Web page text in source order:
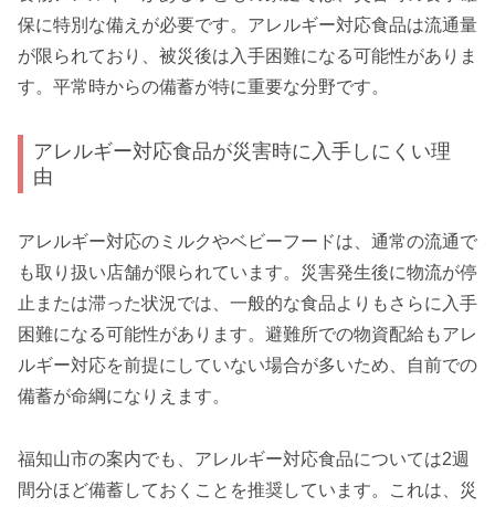
保に特別な備えが必要です。アレルギー対応食品は流通量
が限られており、被災後は入手困難になる可能性がありま
す。平常時からの備蓄が特に重要な分野です。
アレルギー対応食品が災害時に入手しにくい理
由
アレルギー対応のミルクやベビーフードは、通常の流通で
も取り扱い店舗が限られています。災害発生後に物流が停
止または滞った状況では、一般的な食品よりもさらに入手
困難になる可能性があります。避難所での物資配給もアレ
ルギー対応を前提にしていない場合が多いため、自前での
備蓄が命綱になりえます。
福知山市の案内でも、アレルギー対応食品については2週
間分ほど備蓄しておくことを推奨しています。これは、災